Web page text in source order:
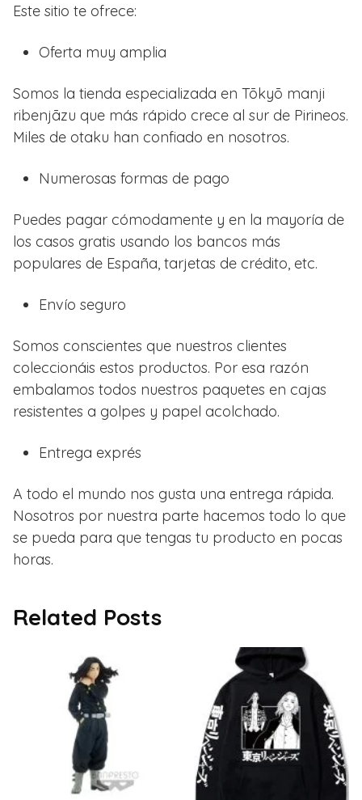
Este sitio te ofrece:
Oferta muy amplia
Somos la tienda especializada en Tōkyō manji
ribenjāzu que más rápido crece al sur de Pirineos.
Miles de otaku han confiado en nosotros.
Numerosas formas de pago
Puedes pagar cómodamente y en la mayoría de
los casos gratis usando los bancos más
populares de España, tarjetas de crédito, etc.
Envío seguro
Somos conscientes que nuestros clientes
coleccionáis estos productos. Por esa razón
embalamos todos nuestros paquetes en cajas
resistentes a golpes y papel acolchado.
Entrega exprés
A todo el mundo nos gusta una entrega rápida.
Nosotros por nuestra parte hacemos todo lo que
se pueda para que tengas tu producto en pocas
horas.
Related Posts